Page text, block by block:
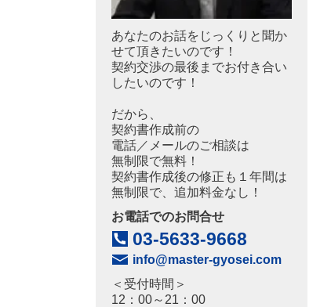
あなたのお話をじっくりと聞か
せて頂きたいのです！
契約交渉の最後までお付き合い
したいのです！
だから、
契約書作成前の
電話／メールのご相談は
無制限で無料！
契約書作成後の修正も １年間は
無制限で、追加料金なし！
お電話でのお問合せ
03-5633-9668
info@master-gyosei.com
＜受付時間＞
12：00～21：00